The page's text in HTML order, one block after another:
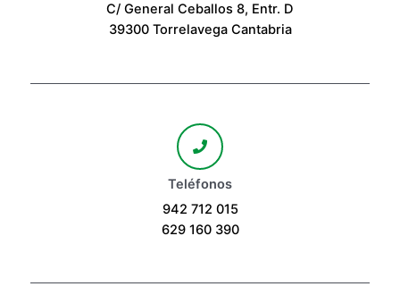
C/ General Ceballos 8, Entr. D
39300 Torrelavega Cantabria
Teléfonos
942 712 015
629 160 390